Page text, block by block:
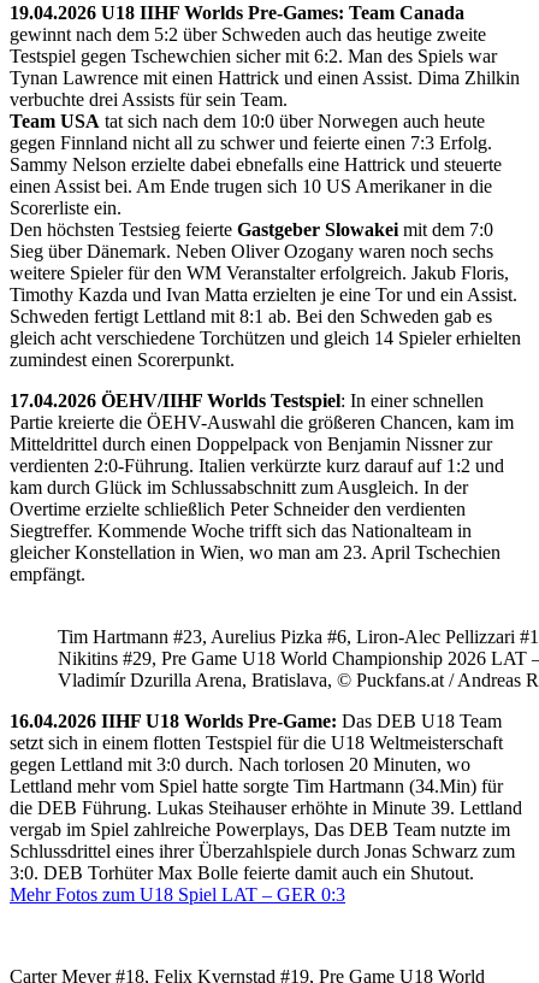
19.04.2026 U18 IIHF Worlds Pre-Games: Team Canada
gewinnt nach dem 5:2 über Schweden auch das heutige zweite
Testspiel gegen Tschewchien sicher mit 6:2. Man des Spiels war
Tynan Lawrence mit einen Hattrick und einen Assist. Dima Zhilkin
verbuchte drei Assists für sein Team.
Team USA tat sich nach dem 10:0 über Norwegen auch heute
gegen Finnland nicht all zu schwer und feierte einen 7:3 Erfolg.
Sammy Nelson erzielte dabei ebnefalls eine Hattrick und steuerte
einen Assist bei. Am Ende trugen sich 10 US Amerikaner in die
Scorerliste ein.
Den höchsten Testsieg feierte Gastgeber Slowakei mit dem 7:0
Sieg über Dänemark. Neben Oliver Ozogany waren noch sechs
weitere Spieler für den WM Veranstalter erfolgreich. Jakub Floris,
Timothy Kazda und Ivan Matta erzielten je eine Tor und ein Assist.
Schweden fertigt Lettland mit 8:1 ab. Bei den Schweden gab es
gleich acht verschiedene Torchützen und gleich 14 Spieler erhielten
zumindest einen Scorerpunkt.
17.04.2026 ÖEHV/IIHF Worlds Testspiel: In einer schnellen
Partie kreierte die ÖEHV-Auswahl die größeren Chancen, kam im
Mitteldrittel durch einen Doppelpack von Benjamin Nissner zur
verdienten 2:0-Führung. Italien verkürzte kurz darauf auf 1:2 und
kam durch Glück im Schlussabschnitt zum Ausgleich. In der
Overtime erzielte schließlich Peter Schneider den verdienten
Siegtreffer. Kommende Woche trifft sich das Nationalteam in
gleicher Konstellation in Wien, wo man am 23. April Tschechien
empfängt.
Tim Hartmann #23, Aurelius Pizka #6, Liron-Alec Pellizzari
Nikitins #29, Pre Game U18 World Championship 2026 LAT
Vladimír Dzurilla Arena, Bratislava, © Puckfans.at / Andreas
16.04.2026 IIHF U18 Worlds Pre-Game: Das DEB U18 Team
setzt sich in einem flotten Testspiel für die U18 Weltmeisterschaft
gegen Lettland mit 3:0 durch. Nach torlosen 20 Minuten, wo
Lettland mehr vom Spiel hatte sorgte Tim Hartmann (34.Min) für
die DEB Führung. Lukas Steihauser erhöhte in Minute 39. Lettland
vergab im Spiel zahlreiche Powerplays, Das DEB Team nutzte im
Schlussdrittel eines ihrer Überzahlspiele durch Jonas Schwarz zum
3:0. DEB Torhüter Max Bolle feierte damit auch ein Shutout.
Mehr Fotos zum U18 Spiel LAT – GER 0:3
Carter Meyer #18, Felix Kvernstad #19, Pre Game U18 World